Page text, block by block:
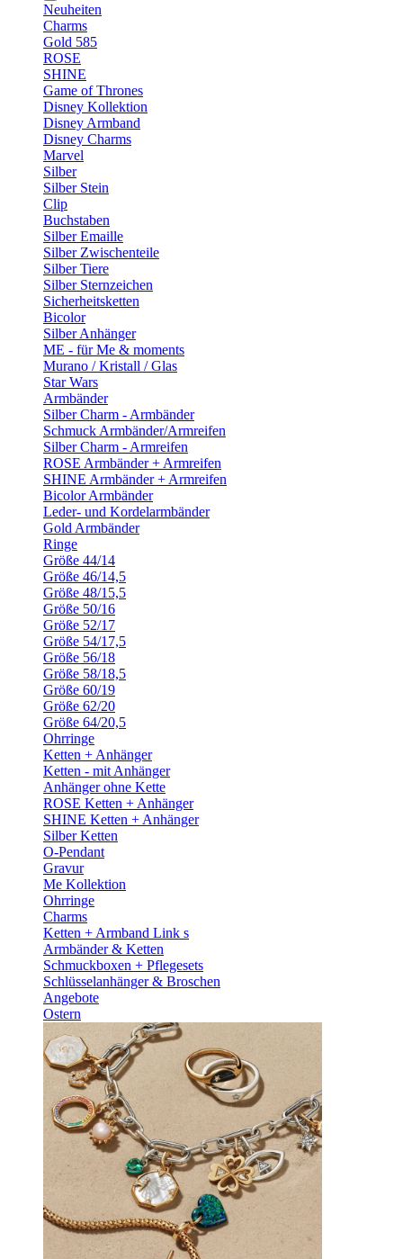
Neuheiten
Charms
Gold 585
ROSE
SHINE
Game of Thrones
Disney Kollektion
Disney Armband
Disney Charms
Marvel
Silber
Silber Stein
Clip
Buchstaben
Silber Emaille
Silber Zwischenteile
Silber Tiere
Silber Sternzeichen
Sicherheitsketten
Bicolor
Silber Anhänger
ME - für Me & moments
Murano / Kristall / Glas
Star Wars
Armbänder
Silber Charm - Armbänder
Schmuck Armbänder/Armreifen
Silber Charm - Armreifen
ROSE Armbänder + Armreifen
SHINE Armbänder + Armreifen
Bicolor Armbänder
Leder- und Kordelarmbänder
Gold Armbänder
Ringe
Größe 44/14
Größe 46/14,5
Größe 48/15,5
Größe 50/16
Größe 52/17
Größe 54/17,5
Größe 56/18
Größe 58/18,5
Größe 60/19
Größe 62/20
Größe 64/20,5
Ohrringe
Ketten + Anhänger
Ketten - mit Anhänger
Anhänger ohne Kette
ROSE Ketten + Anhänger
SHINE Ketten + Anhänger
Silber Ketten
O-Pendant
Gravur
Me Kollektion
Ohrringe
Charms
Ketten + Armband Link s
Armbänder & Ketten
Schmuckboxen + Pflegesets
Schlüsselanhänger & Broschen
Angebote
Ostern